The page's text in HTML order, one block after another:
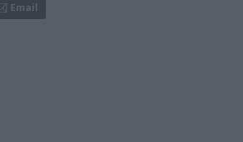
Email